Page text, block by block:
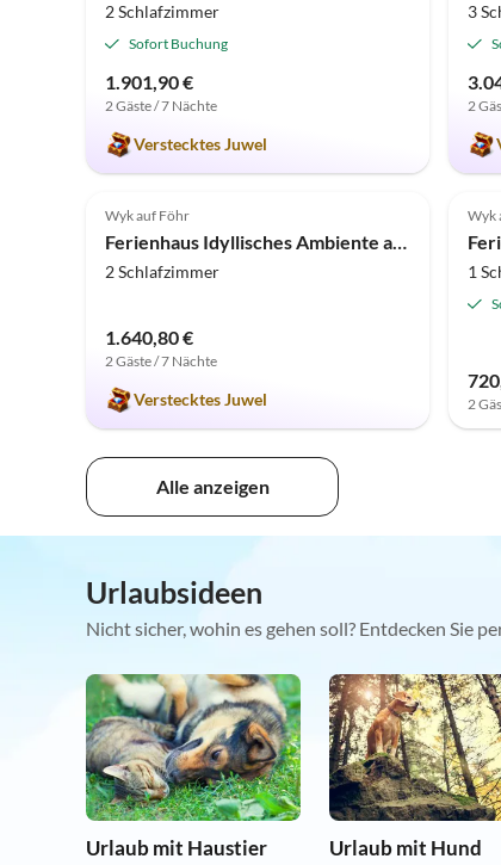
2 Schlafzimmer
Sofort Buchung
1.901,90 €
2 Gäste / 7 Nächte
Verstecktes Juwel
3
2
Super-Gastgeber
Top-Inserat
5.0 (1)
Wyk auf Föhr
Ferienhaus Idyllisches Ambiente am Südstrand - rechts
2 Schlafzimmer
1.640,80 €
2 Gäste / 7 Nächte
Verstecktes Juwel
Wyk
1
2
Alle anzeigen
Urlaubsideen
Nicht sicher, wohin es gehen soll? Entdecken Sie
Urlaub mit Haustier Urlaub mit Hund